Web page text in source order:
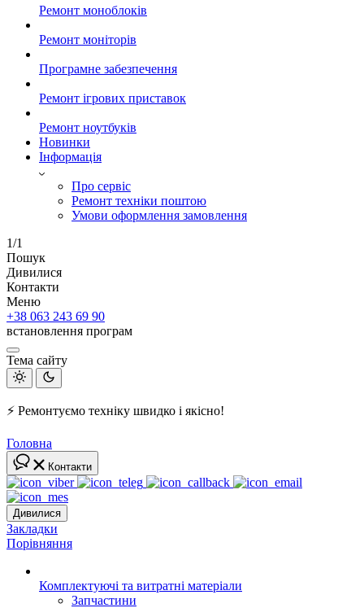
Ремонт моноблоків
Ремонт моніторів
Програмне забезпечення
Ремонт ігрових приставок
Ремонт ноутбуків
Новинки
Інформація
Про сервіс
Ремонт техніки поштою
Умови оформлення замовлення
1/1
Пошук
Дивилися
Контакти
Меню
+38 063 243 69 90
встановлення програм
Тема сайту
⚡ Ремонтуємо техніку швидко і якісно!
Головна
Контакти
Дивилися
Закладки
Порівняння
Комплектуючі та витратні матеріали
Запчастини